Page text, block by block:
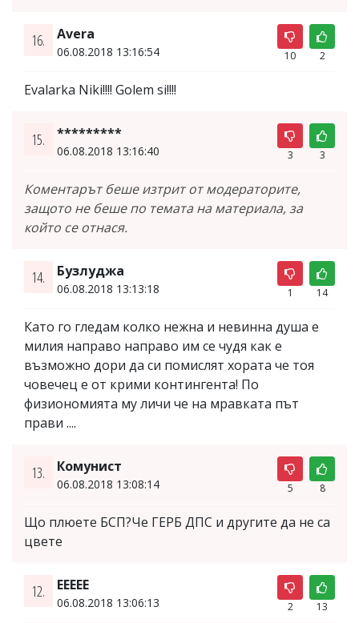
16. Avera
06.08.2018 13:16:54 10 2
Evalarka Niki!!!! Golem si!!!!
15. *********
06.08.2018 13:16:40 3 3
Коментарът беше изтрит от модераторите,
защото не беше по темата на материала, за
който се отнася.
14. Бузлуджа
06.08.2018 13:13:18 1 14
Като го гледам колко нежна и невинна душа е
милия направо направо им се чудя как е
възможно дори да си помислят хората че тоя
човечец е от крими контингента! По
физиономията му личи че на мравката път
прави ....
13. Комунист
06.08.2018 13:08:14 5 8
Що плюете БСП?Че ГЕРБ ДПС и другите да не са
цвете
12. EEEEE
06.08.2018 13:06:13 2 13